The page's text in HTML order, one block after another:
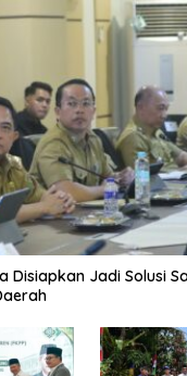
Disiapkan Jadi Solusi